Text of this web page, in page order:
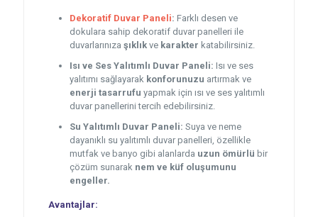
Dekoratif Duvar Paneli: Farklı desen ve
dokulara sahip dekoratif duvar panelleri ile
duvarlarınıza şıklıkve karakter katabilirsiniz.
Isı ve Ses Yalıtımlı Duvar Paneli: Isı ve ses
yalıtımı sağlayarak konforunuzu artırmak ve
enerji tasarrufu yapmak için ısı ve ses yalıtımlı
duvar panellerini tercih edebilirsiniz.
Su Yalıtımlı Duvar Paneli: Suya ve neme
dayanıklı su yalıtımlı duvar panelleri, özellikle
mutfak ve banyo gibi alanlarda uzun ömürlü bir
çözüm sunarak nem ve küf oluşumunu
engeller.
Avantajlar: